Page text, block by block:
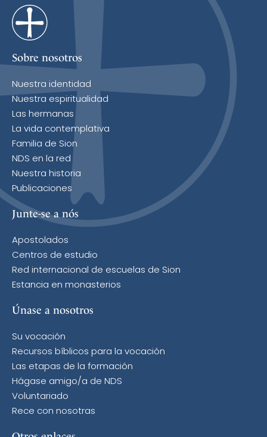
Sobre nosotros
Nuestra identidad
Nuestra espiritualidad
Las hermanas
La vida contemplativa
Familia de Sion
NDS en la red
Nuestra historia
Publicaciones
Junte-se a nós
Apostolados
Centros de estudio
Red internacional de escuelas de Sion
Estancia en monasterios
Únase a nosotros
Su vocación
Recursos bíblicos para la vocación
Las etapas de la formación
Hágase amigo/a de NDS
Voluntariado
Rece con nosotras